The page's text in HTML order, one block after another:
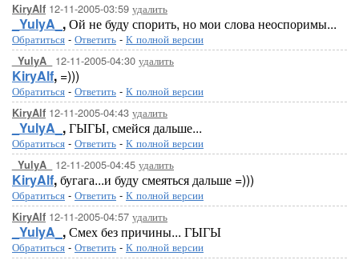
KiryAlf 12-11-2005-03:59 удалить
_YulyA_ ,Ой не буду спорить, но мои слова неоспоримы...
Обратиться - Ответить - К полной версии
_YulyA_ 12-11-2005-04:30 удалить
KiryAlf, =)))
Обратиться - Ответить - К полной версии
KiryAlf 12-11-2005-04:43 удалить
_YulyA_ ,ГЫГЫ, смейся дальше...
Обратиться - Ответить - К полной версии
_YulyA_ 12-11-2005-04:45 удалить
KiryAlf,бугага...и буду смеяться дальше =)))
Обратиться - Ответить - К полной версии
KiryAlf 12-11-2005-04:57 удалить
_YulyA_ ,Смех без причины... ГЫГЫ
Обратиться - Ответить - К полной версии